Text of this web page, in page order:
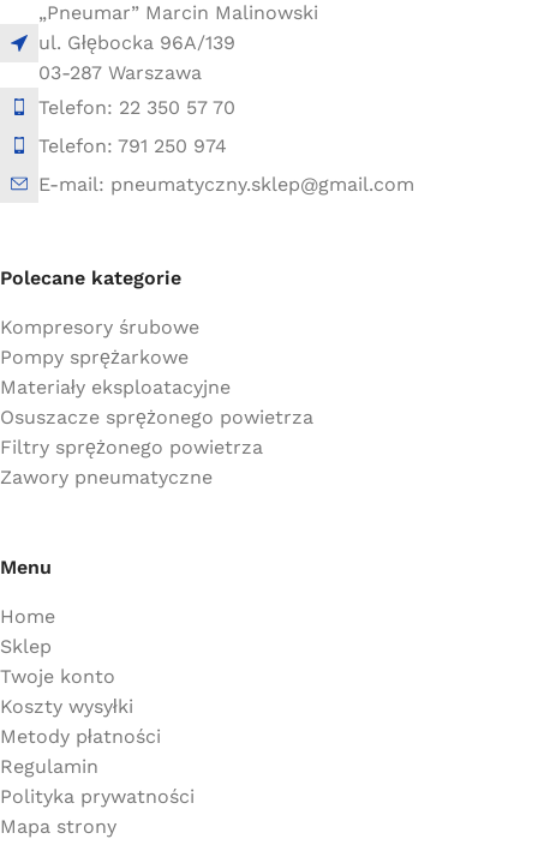
„Pneumar” Marcin Malinowski
ul. Głębocka 96A/139
03-287 Warszawa
Telefon: 22 350 57 70
Telefon: 791 250 974
E-mail: pneumatyczny.sklep@gmail.com
Polecane kategorie
Kompresory śrubowe
Pompy sprężarkowe
Materiały eksploatacyjne
Osuszacze sprężonego powietrza
Filtry sprężonego powietrza
Zawory pneumatyczne
Menu
Home
Sklep
Twoje konto
Koszty wysyłki
Metody płatności
Regulamin
Polityka prywatności
Mapa strony